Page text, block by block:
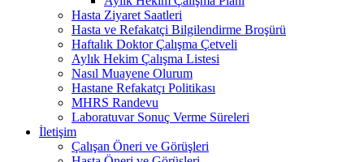
Hasta Ziyaret Saatleri
Hasta ve Refakatçi Bilgilendirme Broşürü
Haftalık Doktor Çalışma Çetveli
Aylık Hekim Çalışma Listesi
Nasıl Muayene Olurum
Hastane Refakatçı Politikası
MHRS Randevu
Laboratuvar Sonuç Verme Süreleri
İletişim
Çalışan Öneri ve Görüşleri